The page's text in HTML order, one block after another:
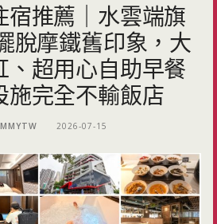
宿推薦｜水雲端旗
脫摩鐵舊印象，大
、超用心自助早餐
施完全不輸飯店
2026-07-15